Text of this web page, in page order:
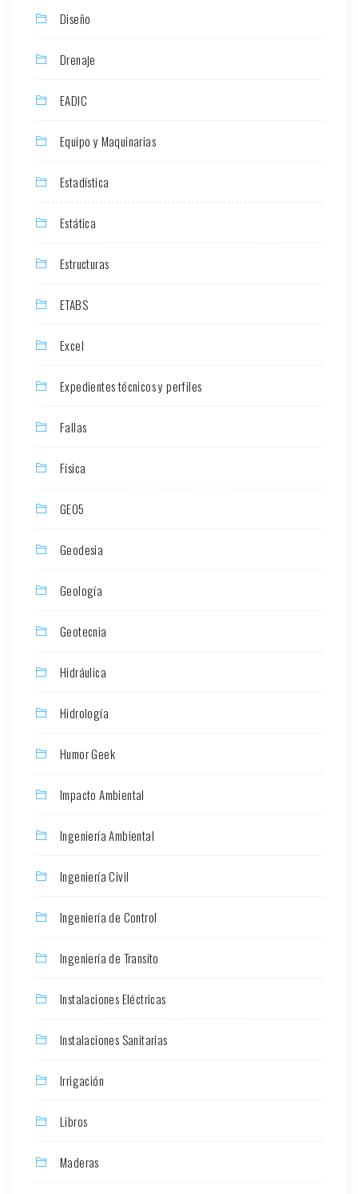
Diseño
Drenaje
EADIC
Equipo y Maquinarias
Estadística
Estática
Estructuras
ETABS
Excel
Expedientes técnicos y perfiles
Fallas
Física
GEO5
Geodesia
Geología
Geotecnia
Hidráulica
Hidrología
Humor Geek
Impacto Ambiental
Ingeniería Ambiental
Ingeniería Civil
Ingeniería de Control
Ingeniería de Transito
Instalaciones Eléctricas
Instalaciones Sanitarias
Irrigación
Libros
Maderas